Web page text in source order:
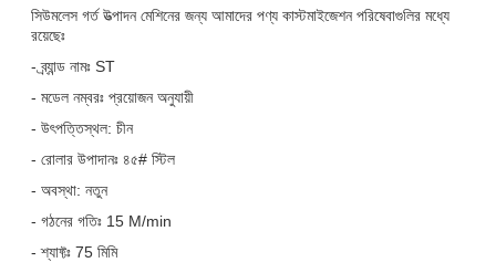
সিউমলেস গর্ত উত্পাদন মেশিনের জন্য আমাদের পণ্য কাস্টমাইজেশন পরিষেবাগুলির মধ্যে
রয়েছেঃ
- ব্র্যান্ড নামঃ ST
- মডেল নম্বরঃ প্রয়োজন অনুযায়ী
- উৎপত্তিস্থল: চীন
- রোলার উপাদানঃ ৪৫# স্টিল
- অবস্থা: নতুন
- গঠনের গতিঃ 15 M/min
- শ্যাফ্টঃ 75 মিমি